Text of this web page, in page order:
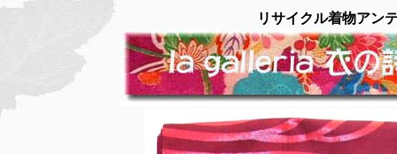
リサイクル着物アン